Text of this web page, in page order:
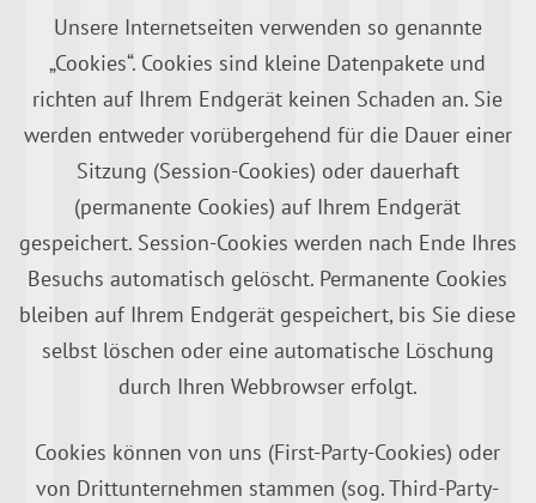
Unsere Internetseiten verwenden so genannte
„Cookies“. Cookies sind kleine Datenpakete und
richten auf Ihrem Endgerät keinen Schaden an. Sie
werden entweder vorübergehend für die Dauer einer
Sitzung (Session-Cookies) oder dauerhaft
(permanente Cookies) auf Ihrem Endgerät
gespeichert. Session-Cookies werden nach Ende Ihres
Besuchs automatisch gelöscht. Permanente Cookies
bleiben auf Ihrem Endgerät gespeichert, bis Sie diese
selbst löschen oder eine automatische Löschung
durch Ihren Webbrowser erfolgt.
Cookies können von uns (First-Party-Cookies) oder
von Drittunternehmen stammen (sog. Third-Party-